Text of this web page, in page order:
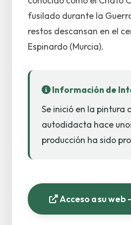
fusilado durante la
restos descansan en el
Espinardo (Murcia).
Información de
Se inició en la pintura
autodidacta hace
producción ha sido
Acceso a su web